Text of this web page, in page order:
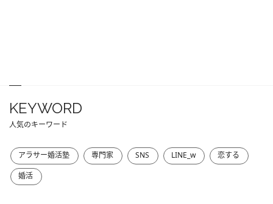
KEYWORD
人気のキーワード
アラサー婚活塾 専門家 SNS LINE_w
恋する
婚活